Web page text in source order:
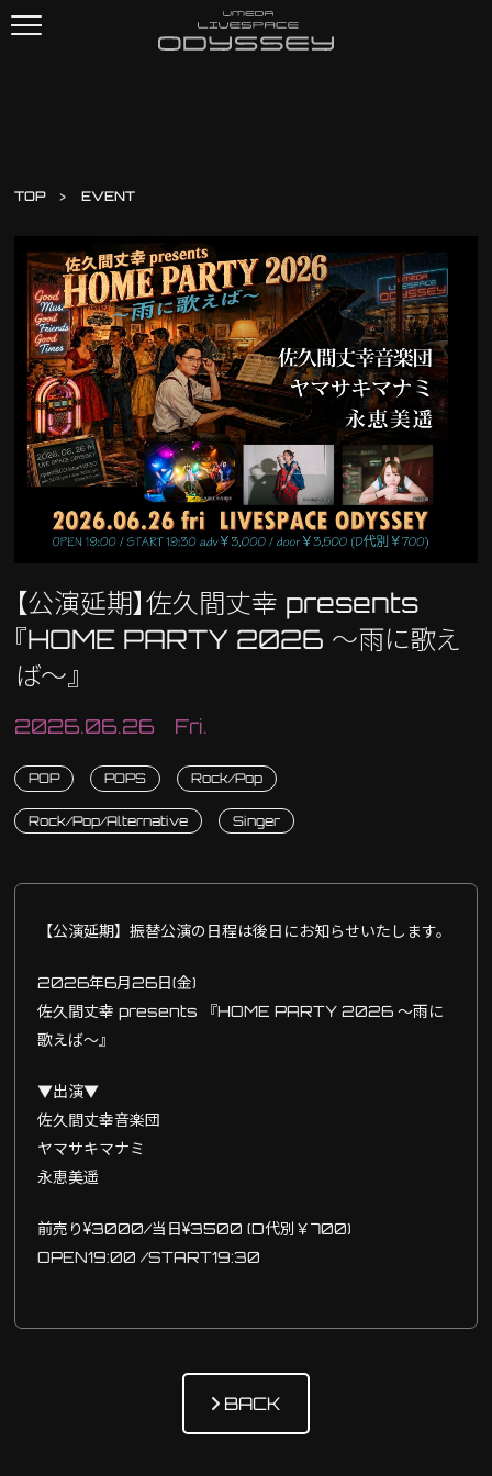
TOP EVENT
【公演延期】佐久間丈幸 presents
『HOME PARTY 2026 〜雨に歌え
ば〜』
2026.06.26 Fri.
POP POPS Rock/Pop
Rock/Pop/Alternative Singer
【公演延期】振替公演の日程は後日にお知らせいたします。
2026年6月26日(金)
佐久間丈幸 presents 『HOME PARTY 2026 〜雨に
歌えば〜』
▼出演▼
佐久間丈幸音楽団
ヤマサキマナミ
永恵美遥
前売り¥3000/当日¥3500 (D代別￥700)
OPEN19:00 /START19:30
BACK